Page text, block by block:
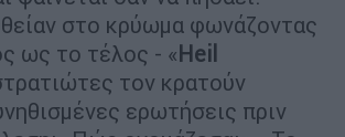
στο κρύωμα φωνάζοντας
ως το τέλος - «Heil
τον κρατούν
ερωτήσεις πριν